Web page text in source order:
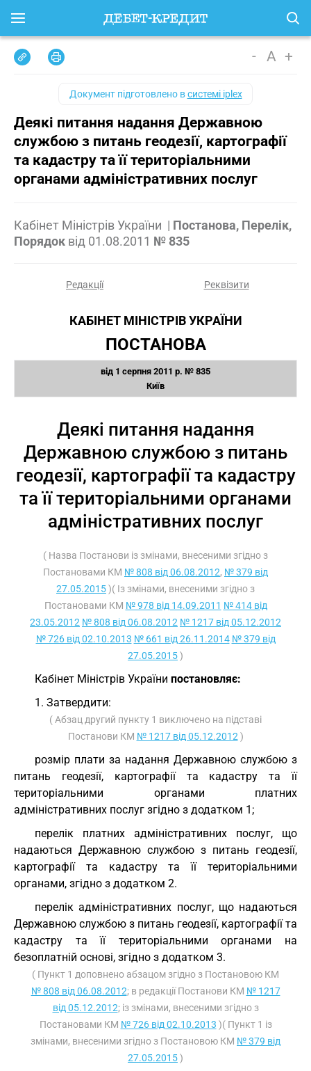
- A +
Документ підготовлено всистемі iplex
Деякі питання надання Державною
службою з питань геодезії, картографії
та кадастру та її територіальними
органами адміністративних послуг
Кабінет Міністрів України | Постанова, Перелік,
Порядок від 01.08.2011 № 835
Редакції Реквізити
КАБІНЕТ МІНІСТРІВ УКРАЇНИ
ПОСТАНОВА
від 1 серпня 2011 р. № 835
Київ
Деякі питання надання
Державною службою з питань
геодезії, картографії та кадастру
та її територіальними органами
адміністративних послуг
( Назва Постанови із змінами, внесеними згідно з
Постановами КМ № 808 від 06.08.2012, № 379 від
27.05.2015)( Із змінами, внесеними згідно з
Постановами КМ № 978 від 14.09.2011 № 414 від
23.05.2012 № 808 від 06.08.2012 № 1217 від 05.12.2012
№ 726 від 02.10.2013 № 661 від 26.11.2014 № 379 від
27.05.2015)
Кабінет Міністрів України постановляє:
1. Затвердити:
( Абзац другий пункту 1 виключено на підставі
Постанови КМ № 1217 від 05.12.2012 )
розмір плати за надання Державною службою з
питань геодезії, картографії та кадастру та її
територіальними органами платних
адміністративних послуг згідно з додатком 1;
перелік платних адміністративних послуг, що
надаються Державною службою з питань геодезії,
картографії та кадастру та її територіальними
органами, згідно з додатком 2.
перелік адміністративних послуг, що надаються
Державною службою з питань геодезії, картографії та
кадастру та її територіальними органами на
безоплатній основі, згідно з додатком 3.
( Пункт 1 доповнено абзацом згідно з Постановою КМ
№ 808 від 06.08.2012; в редакції Постанови КМ № 1217
від 05.12.2012; із змінами, внесеними згідно з
Постановами КМ № 726 від 02.10.2013 )( Пункт 1 із
змінами, внесеними згідно з Постановою КМ № 379 від
27.05.2015)